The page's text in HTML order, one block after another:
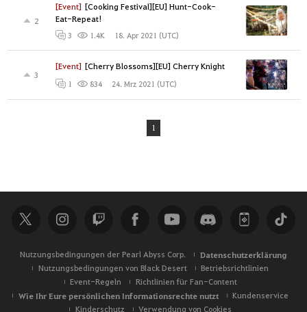
[Event] [Cooking Festival][EU] Hunt-Cook-
Eat-Repeat!
2
3 1.4K 18. Apr 2021 (UTC)
[Event] [Cherry Blossoms][EU] Cherry Knight
3
1 834 24. Mrz 2021 (UTC)
1
Nutzungsbedingungen der Pearl Abyss Corp. Datenschutzerklärung
Nutzungsbedingungen von Black Desert
Betriebsrichtlinien
Event-Regeln
Richtlinien für Fan-Content
Wie Ihr Eure persönlichen Informationsrechte nutzt
Kundenservice
Kinderschutz
Verwendung von Cookies